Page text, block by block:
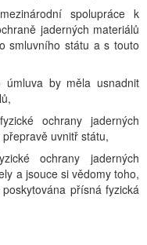
spolupráce k
jaderných materiálů
smluvního státu a s touto
úmluva by měla usnadnit
ochrany jaderných
uvnitř státu,
ochrany jaderných
a jsouce si vědomy toho,
přísná fyzická